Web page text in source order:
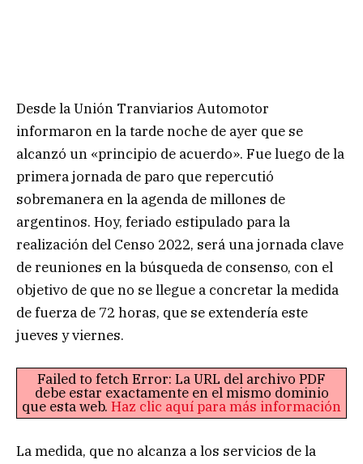
Desde la Unión Tranviarios Automotor
informaron en la tarde noche de ayer que se
alcanzó un «principio de acuerdo». Fue luego de la
primera jornada de paro que repercutió
sobremanera en la agenda de millones de
argentinos. Hoy, feriado estipulado para la
realización del Censo 2022, será una jornada clave
de reuniones en la búsqueda de consenso, con el
objetivo de que no se llegue a concretar la medida
de fuerza de 72 horas, que se extendería este
jueves y viernes.
Failed to fetch Error: La URL del archivo PDF
debe estar exactamente en el mismo dominio
que esta web. Haz clic aquí para más información
La medida, que no alcanza a los servicios de la